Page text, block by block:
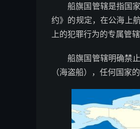
船旗国管辖是指国
约》的规定，在公海上
上的犯罪行为的专属管辖
船旗国管辖明确禁
（海盗船），任何国家